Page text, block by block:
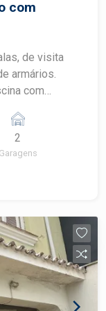
de visita
com
2
Garagens